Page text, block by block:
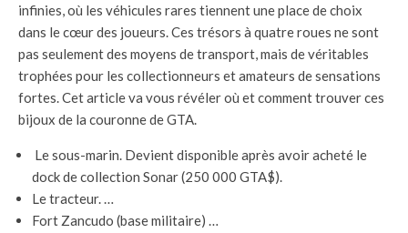
infinies, où les véhicules rares tiennent une place de choix
dans le cœur des joueurs. Ces trésors à quatre roues ne sont
pas seulement des moyens de transport, mais de véritables
trophées pour les collectionneurs et amateurs de sensations
fortes. Cet article va vous révéler où et comment trouver ces
bijoux de la couronne de GTA.
Le sous-marin. Devient disponible après avoir acheté le
dock de collection Sonar (250 000 GTA$).
Le tracteur. …
Fort Zancudo (base militaire) …